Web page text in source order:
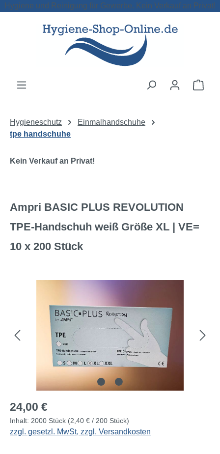
Zum Hauptinhalt springen
Hygiene und Reinigung für Gewerbe. Kein Verkauf an Privat!
Hygieneschutz
Einmalhandschuhe
tpe handschuhe
Kein Verkauf an Privat!
Ampri BASIC PLUS REVOLUTION
TPE-Handschuh weiß Größe XL | VE=
10 x 200 Stück
Regulärer Preis:
24,00 €
Inhalt: 2000 Stück (2,40 € / 200 Stück)
zzgl. gesetzl. MwSt, zzgl. Versandkosten